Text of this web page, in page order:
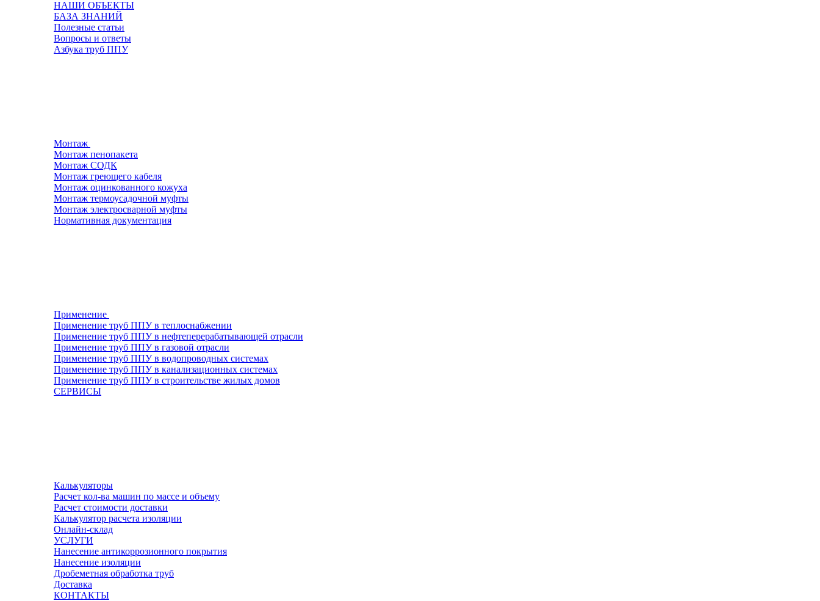
НАШИ ОБЪЕКТЫ
БАЗА ЗНАНИЙ
Полезные статьи
Вопросы и ответы
Азбука труб ППУ
Монтаж
Монтаж пенопакета
Монтаж СОДК
Монтаж греющего кабеля
Монтаж оцинкованного кожуха
Монтаж термоусадочной муфты
Монтаж электросварной муфты
Нормативная документация
Применение
Применение труб ППУ в теплоснабжении
Применение труб ППУ в нефтеперерабатывающей отрасли
Применение труб ППУ в газовой отрасли
Применение труб ППУ в водопроводных системах
Применение труб ППУ в канализационных системах
Применение труб ППУ в строительстве жилых домов
СЕРВИСЫ
Калькуляторы
Расчет кол-ва машин по массе и объему
Расчет стоимости доставки
Калькулятор расчета изоляции
Онлайн-склад
УСЛУГИ
Нанесение антикоррозионного покрытия
Нанесение изоляции
Дробеметная обработка труб
Доставка
КОНТАКТЫ